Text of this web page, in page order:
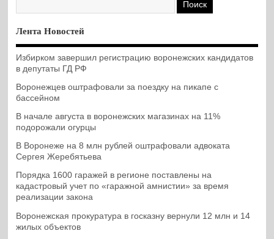
Лента Новостей
Избирком завершил регистрацию воронежских кандидатов
в депутаты ГД РФ
Воронежцев оштрафовали за поездку на пикапе с
бассейном
В начале августа в воронежских магазинах на 11%
подорожали огурцы
В Воронеже на 8 млн рублей оштрафовали адвоката
Сергея Жеребятьева
Порядка 1600 гаражей в регионе поставлены на
кадастровый учет по «гаражной амнистии» за время
реализации закона
Воронежская прокуратура в госказну вернули 12 млн и 14
жилых объектов